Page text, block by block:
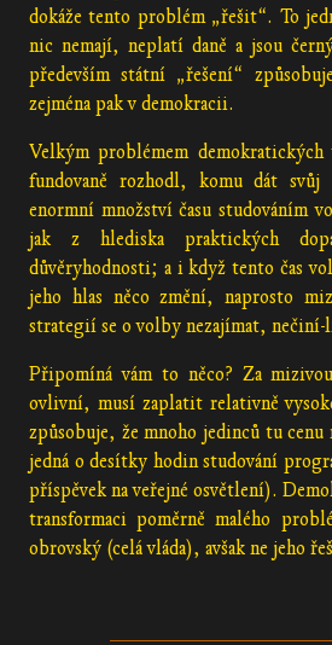
dokáže tento problém „řešit“. To
nic nemají, neplatí daně a jsou
především státní „řešení“
zejména pak v demokracii.
Velkým problémem
fundovaně rozhodl, komu dát
enormní množství času studováním
jak z hlediska praktických
důvěryhodnosti; a i když tento čas
jeho hlas něco změní, naprosto
strategií se o volby nezajímat,
Připomíná vám to něco? Za
ovlivní, musí zaplatit relativně
způsobuje, že mnoho jedinců tu cenu
jedná o desítky hodin studování
příspěvek na veřejné osvětlení).
transformaci poměrně malého
obrovský (celá vláda), avšak ne jeho